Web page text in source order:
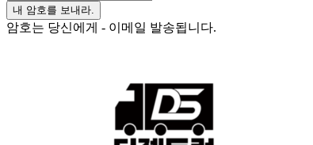
암호는 당신에게 - 이메일 발송됩니다.